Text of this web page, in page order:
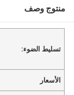
منتوج وصف
تسليط الضوء:
الأسعار